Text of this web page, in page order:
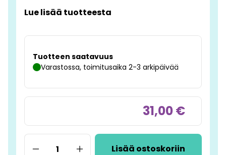
Lue lisää tuotteesta
Tuotteen saatavuus
Varastossa, toimitusaika 2-3 arkipäivää
31,00 €
Lisää ostoskoriin